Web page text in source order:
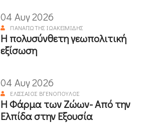
04 Αυγ 2026
ΠΑΝΑΓΙΏΤΗΣ ΙΩΑΚΕΙΜΊΔΗΣ
Η πολυσύνθετη γεωπολιτική
εξίσωση
04 Αυγ 2026
ΕΛΙΣΣΑΊΟΣ ΒΓΕΝΌΠΟΥΛΟΣ
Η Φάρμα των Ζώων- Από την
Ελπίδα στην Εξουσία